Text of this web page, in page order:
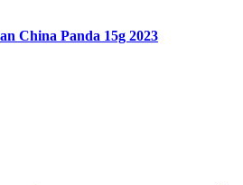
China Panda 15g 2023